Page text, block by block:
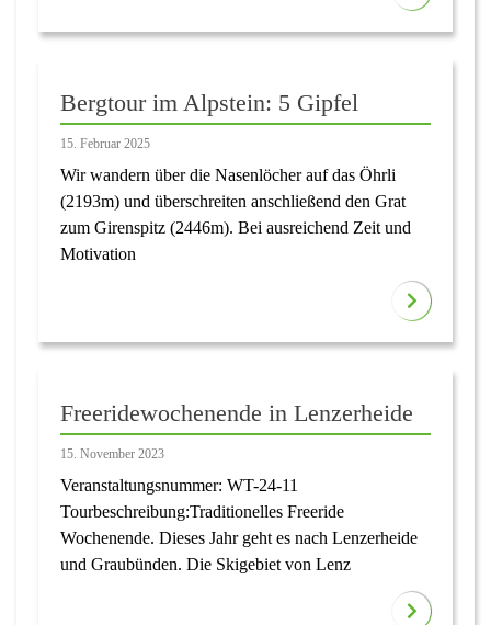
Bergtour im Alpstein: 5 Gipfel
15. Februar 2025
Wir wandern über die Nasenlöcher auf das Öhrli
(2193m) und überschreiten anschließend den Grat
zum Girenspitz (2446m). Bei ausreichend Zeit und
Motivation
Freeridewochenende in Lenzerheide
15. November 2023
Veranstaltungsnummer: WT-24-11
Tourbeschreibung:Traditionelles Freeride
Wochenende. Dieses Jahr geht es nach Lenzerheide
und Graubünden. Die Skigebiet von Lenz